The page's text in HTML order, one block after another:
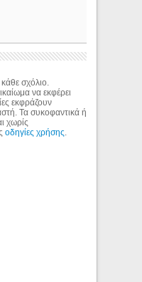
σχόλιο.
να εκφέρει
εκφράζουν
Τα συκοφαντικά ή
χωρίς
οδηγίες χρήσης